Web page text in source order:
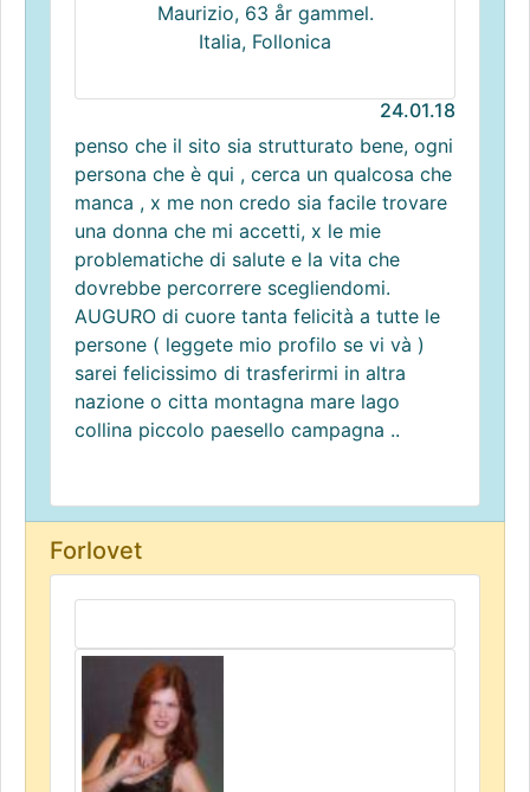
Maurizio, 63 år gammel.
Italia, Follonica
24.01.18
penso che il sito sia strutturato bene, ogni
persona che è qui , cerca un qualcosa che
manca , x me non credo sia facile trovare
una donna che mi accetti, x le mie
problematiche di salute e la vita che
dovrebbe percorrere scegliendomi.
AUGURO di cuore tanta felicità a tutte le
persone ( leggete mio profilo se vi và )
sarei felicissimo di trasferirmi in altra
nazione o citta montagna mare lago
collina piccolo paesello campagna ..
Forlovet